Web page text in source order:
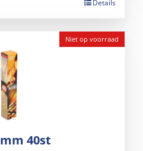
Details
Niet op voorraad
40st